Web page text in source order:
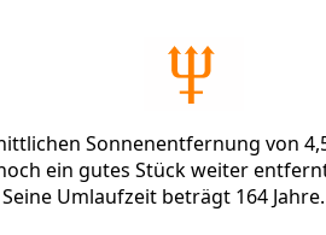
Sonnenentfernung von
ein gutes Stück weiter
Umlaufzeit beträgt 164 Jahre.